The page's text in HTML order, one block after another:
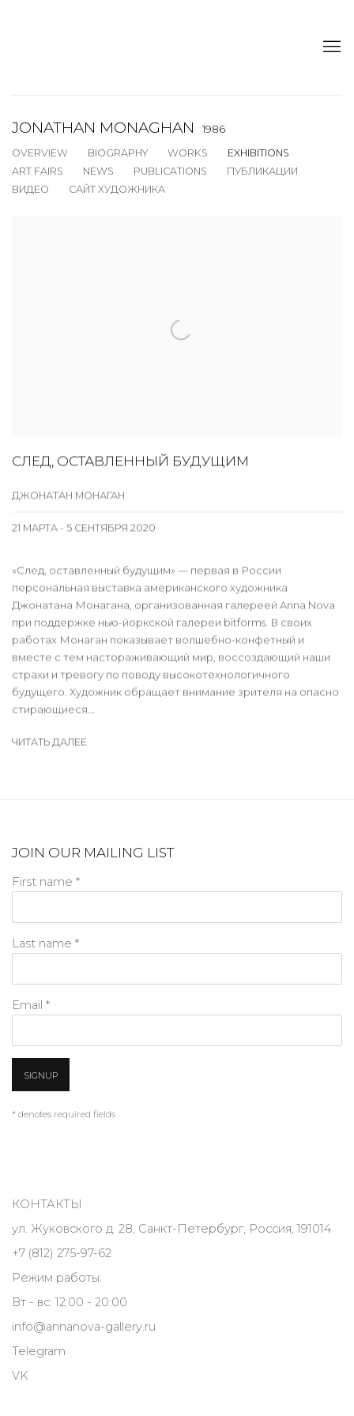
JONATHAN MONAGHAN
1986
OVERVIEW
BIOGRAPHY WORKS
EXHIBITIONS
ART FAIRS
NEWS PUBLICATIONS
ПУБЛИКАЦИИ
ВИДЕО
САЙТ ХУДОЖНИКА
СЛЕД, ОСТАВЛЕННЫЙ БУДУЩИМ
ДЖОНАТАН МОНАГАН
21 МАРТА - 5 СЕНТЯБРЯ 2020
«След, оставленный будущим» — первая в России
персональная выставка американского художника
Джонатана Монагана, организованная галереей Anna Nova
при поддержке нью-йоркской галереи bitforms. В своих
работах Монаган показывает волшебно-конфетный и
вместе с тем настораживающий мир, воссоздающий наши
страхи и тревогу по поводу высокотехнологичного
будущего. Художник обращает внимание зрителя на опасно
стирающиеся...
ЧИТАТЬ ДАЛЕЕ
JOIN OUR MAILING LIST
First name *
Last name *
Email *
SIGNUP
* denotes required fields
КОНТАКТЫ
ул. Жуковского д. 28, Санкт-Петербург, Россия, 191014
+7 (812) 275-97-62
Режим работы:
Вт - вс: 12:00 - 20:00
info@annanova-gallery.ru
Telegram
VK